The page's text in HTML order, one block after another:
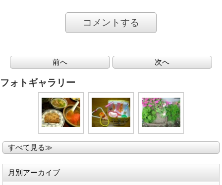
コメントする
前へ 次へ
フォトギャラリー
すべて見る≫
月別アーカイブ